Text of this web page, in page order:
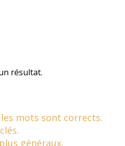
résultat.
mots sont corrects.
généraux.